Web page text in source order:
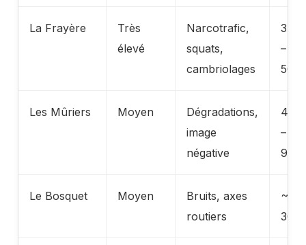
La Frayère
Très
élevé
Narcotrafic,
squats,
cambriolages
3
– 4
500
Les Mûriers Moyen
Dégradations,
image
négative
4
– 4
900
Le Bosquet Moyen
Bruits, axes
routiers
~4
300